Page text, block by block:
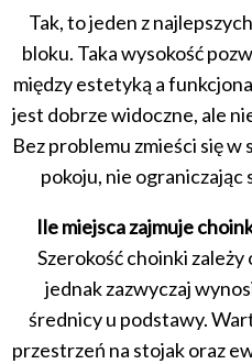
Tak, to jeden z
bloku. Taka wysokość
między estetyką a
jest dobrze widoczne, ale
Bez problemu zmieści się
pokoju, nie ograniczając
Ile miejsca zajmuje
Szerokość choinki
jednak zazwyczaj
średnicy u podstawy.
przestrzeń na stojak oraz